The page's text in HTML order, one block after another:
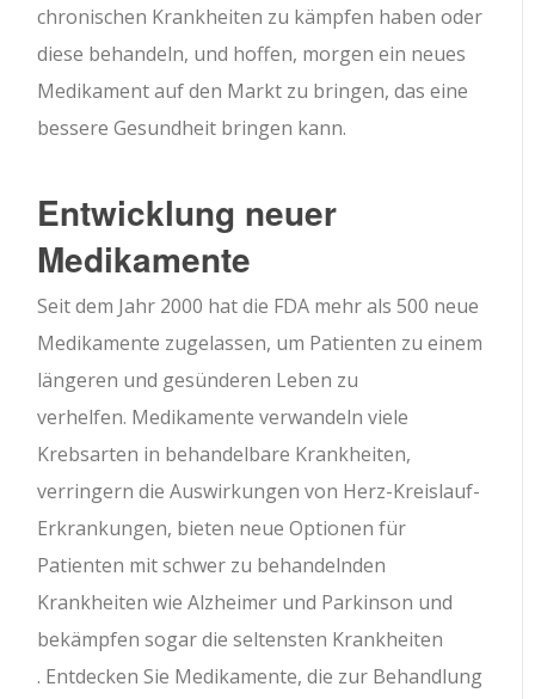
chronischen Krankheiten zu kämpfen haben oder
diese behandeln, und hoffen, morgen ein neues
Medikament auf den Markt zu bringen, das eine
bessere Gesundheit bringen kann.
Entwicklung neuer
Medikamente
Seit dem Jahr 2000 hat die FDA mehr als 500 neue
Medikamente zugelassen, um Patienten zu einem
längeren und gesünderen Leben zu
verhelfen. Medikamente verwandeln viele
Krebsarten in behandelbare Krankheiten,
verringern die Auswirkungen von Herz-Kreislauf-
Erkrankungen, bieten neue Optionen für
Patienten mit schwer zu behandelnden
Krankheiten wie Alzheimer und Parkinson und
bekämpfen sogar die seltensten Krankheiten
. Entdecken Sie Medikamente, die zur Behandlung